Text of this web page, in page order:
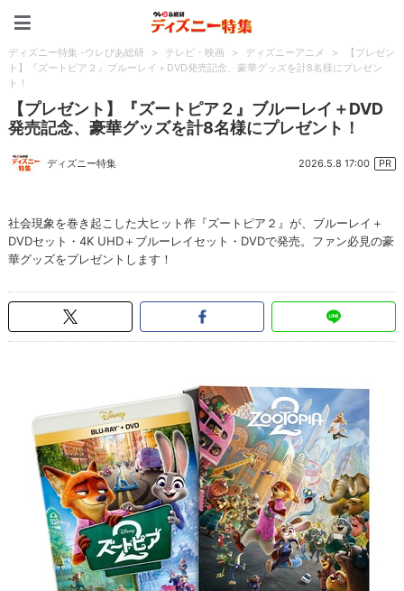
ディズニー特集 -ウレぴあ総研 > テレビ・映画 > ディズニーアニメ >
【プレゼン
ト】『ズートピア２』ブルーレイ＋DVD発売記念、豪華グッズを計8名様にプレゼン
ト！
【プレゼント】『ズートピア２』ブルーレイ＋DVD
発売記念、豪華グッズを計8名様にプレゼント！
ディズニー特集 2026.5.8 17:00 PR
社会現象を巻き起こした大ヒット作『ズートピア２』が、ブルーレイ＋
DVDセット・4K UHD＋ブルーレイセット・DVDで発売。ファン必見の豪
華グッズをプレゼントします！